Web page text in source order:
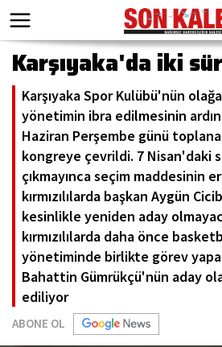
Karşıyaka'da iki
Karşıyaka Spor Kulübü'nün
yönetimin ibra edilmesinin
Haziran Perşembe günü
kongreye çevrildi. 7 Nisan'daki
çıkmayınca seçim maddesinin
kırmızılılarda başkan Aygün
kesinlikle yeniden aday
kırmızılılarda daha önce
yönetiminde birlikte görev
Bahattin Gümrükçü'nün aday
ediliyor
ABONE OL